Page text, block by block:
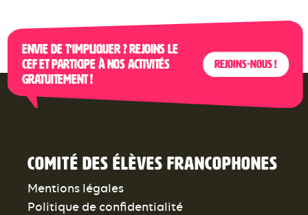
Envie de t’impliquer ? Rejoins le
CEF et participe à nos activités
gratuitement !
Rejoins-nous !
Comité des élèves francophones
Mentions légales
Politique de confidentialité